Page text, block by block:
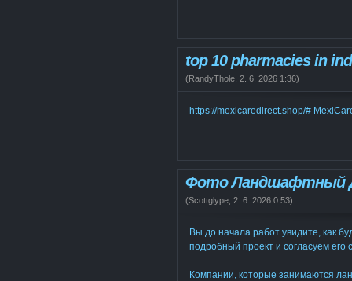
top 10 pharmacies in
(RandyThole 2. 6. 2026 1:36)
https://mexicaredirect.shop/#
Фото Ландшафтный
(Scottglype 2. 6. 2026 0:53)
Вы до начала работ увидите, как
подробный проект и согласуем его
Компании, которые занимаются